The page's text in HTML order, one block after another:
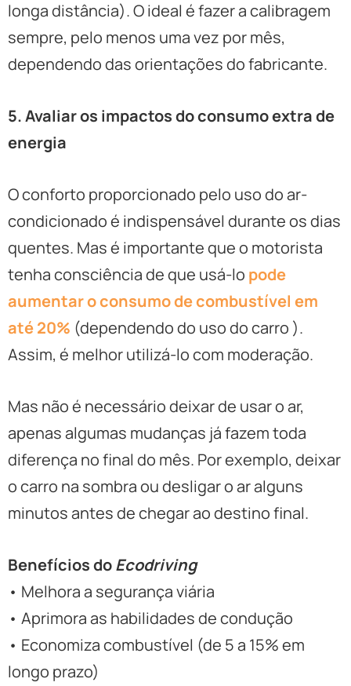
longa distância). O ideal é fazer a calibragem
sempre, pelo menos uma vez por mês,
dependendo das orientações do fabricante.
5. Avaliar os impactos do consumo extra de
energia
O conforto proporcionado pelo uso do ar-
condicionado é indispensável durante os dias
quentes. Mas é importante que o motorista
tenha consciência de que usá-lo pode
aumentar o consumo de combustível em
até 20% (dependendo do uso do carro ).
Assim, é melhor utilizá-lo com moderação.
Mas não é necessário deixar de usar o ar,
apenas algumas mudanças já fazem toda
diferença no final do mês. Por exemplo, deixar
o carro na sombra ou desligar o ar alguns
minutos antes de chegar ao destino final.
Benefícios doEcodriving
• Melhora a segurança viária
• Aprimora as habilidades de condução
• Economiza combustível (de 5 a 15% em
longo prazo)